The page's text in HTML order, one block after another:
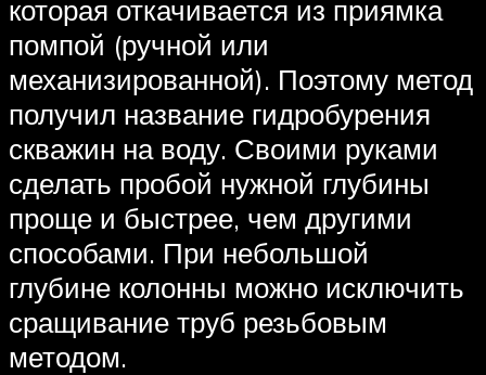
которая откачивается из приямка
помпой (ручной или
механизированной). Поэтому метод
получил название гидробурения
скважин на воду. Своими руками
сделать пробой нужной глубины
проще и быстрее, чем другими
способами. При небольшой
глубине колонны можно исключить
сращивание труб резьбовым
методом.